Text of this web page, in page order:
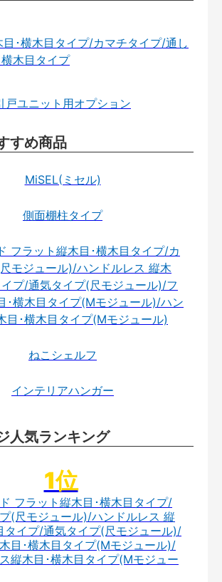
目･横木目タイプ/カマチタイプ/通し
木目タイプ
戸ユニット用オプション
すめ商品
MiSEL(ミセル)
側面棚柱タイプ
フラット縦木目･横木目タイプ/カ
モジュール)/ハンドルレス 縦木
プ/通気タイプ(尺モジュール)/フ
･横木目タイプ(Mモジュール)/ハン
目･横木目タイプ(Mモジュール)
ねこシェルフ
インテリアハンガー
人気ランキング
フラット縦木目･横木目タイプ/
(尺モジュール)/ハンドルレス 縦
タイプ/通気タイプ(尺モジュール)/
目･横木目タイプ(Mモジュール)/
縦木目･横木目タイプ(Mモジュー